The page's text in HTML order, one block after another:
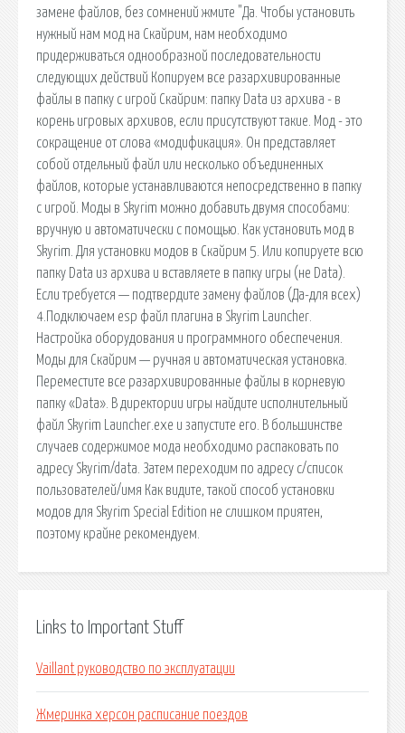
замене файлов, без сомнений жмите "Да. Чтобы установить
нужный нам мод на Скайрим, нам необходимо
придерживаться однообразной последовательности
следующих действий Копируем все разархивированные
файлы в папку с игрой Скайрим: папку Data из архива - в
корень игровых архивов, если присутствуют такие. Мод - это
сокращение от слова «модификация». Он представляет
собой отдельный файл или несколько объединенных
файлов, которые устанавливаются непосредственно в папку
с игрой. Моды в Skyrim можно добавить двумя способами:
вручную и автоматически с помощью. Как установить мод в
Skyrim. Для установки модов в Скайрим 5. Или копируете всю
папку Data из архива и вставляете в папку игры (не Data).
Если требуется — подтвердите замену файлов (Да-для всех)
4.Подключаем esp файл плагина в Skyrim Launcher.
Настройка оборудования и программного обеспечения.
Моды для Скайрим — ручная и автоматическая установка.
Переместите все разархивированные файлы в корневую
папку «Data». В директории игры найдите исполнительный
файл Skyrim Launcher.exe и запустите его. В большинстве
случаев содержимое мода необходимо распаковать по
адресу Skyrim/data. Затем переходим по адресу c/список
пользователей/имя Как видите, такой способ установки
модов для Skyrim Special Edition не слишком приятен,
поэтому крайне рекомендуем.
Links to Important Stuff
Vaillant руководство по эксплуатации
Жмеринка херсон расписание поездов